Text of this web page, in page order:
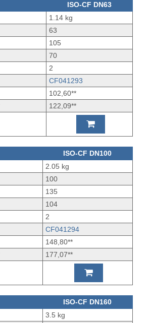
ISO-CF DN63
1.14 kg
63
105
70
2
CF041293
102,60**
122,09**
ISO-CF DN100
2.05 kg
100
135
104
2
CF041294
148,80**
177,07**
ISO-CF DN160
3.5 kg